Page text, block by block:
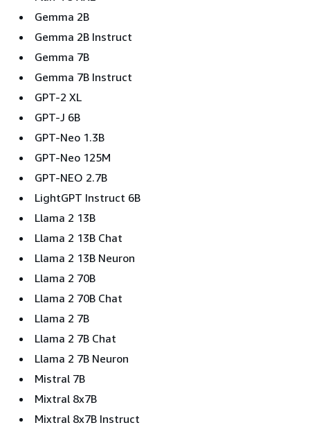
Gemma 2B
Gemma 2B Instruct
Gemma 7B
Gemma 7B Instruct
GPT-2 XL
GPT-J 6B
GPT-Neo 1.3B
GPT-Neo 125M
GPT-NEO 2.7B
LightGPT Instruct 6B
Llama 2 13B
Llama 2 13B Chat
Llama 2 13B Neuron
Llama 2 70B
Llama 2 70B Chat
Llama 2 7B
Llama 2 7B Chat
Llama 2 7B Neuron
Mistral 7B
Mixtral 8x7B
Mixtral 8x7B Instruct